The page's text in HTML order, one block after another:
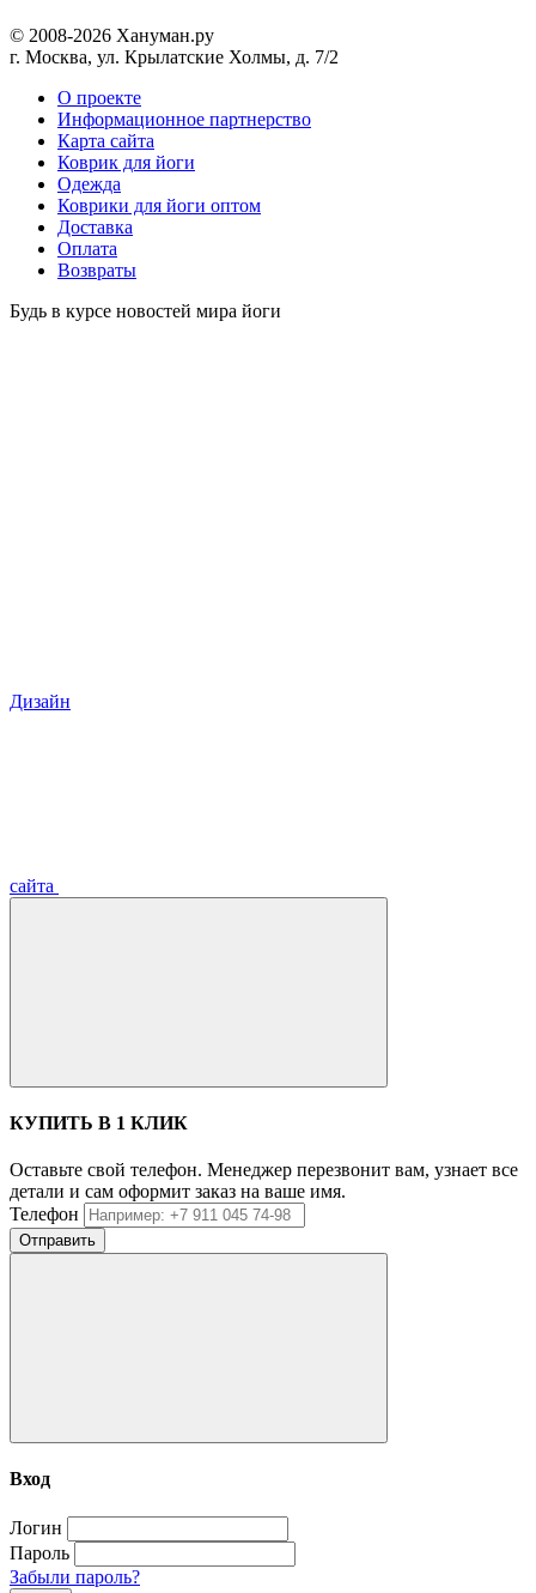
© 2008-2026 Хануман.ру
г. Москва, ул. Крылатские Холмы, д. 7/2
O проекте
Информационное партнерство
Карта сайта
Коврик для йоги
Одежда
Коврики для йоги оптом
Доставка
Оплата
Возвраты
Будь в курсе новостей мира йоги
Дизайн
сайта
КУПИТЬ В 1 КЛИК
Оставьте свой телефон. Менеджер перезвонит вам, узнает все
детали и сам оформит заказ на ваше имя.
Телефон
Отправить
Вход
Логин
Пароль
Забыли пароль?